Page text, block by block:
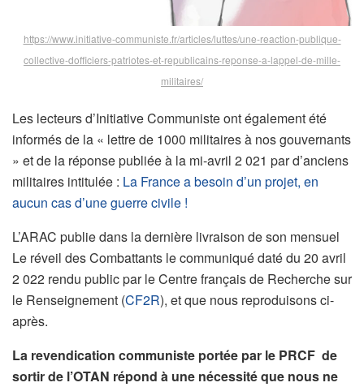
https://www.initiative-communiste.fr/articles/luttes/une-reaction-publique-
collective-dofficiers-patriotes-et-republicains-reponse-a-lappel-de-mille-
militaires/
Les lecteurs d’Initiative Communiste ont également été
informés de la « lettre de 1000 militaires à nos gouvernants
» et de la réponse publiée à la mi-avril 2 021 par d’anciens
militaires intitulée : La France a besoin d’un projet, en
aucun cas d’une guerre civile !
L’ARAC publie dans la dernière livraison de son mensuel
Le réveil des Combattants le communiqué daté du 20 avril
2 022 rendu public par le Centre français de Recherche sur
le Renseignement (CF2R), et que nous reproduisons ci-
après.
La revendication communiste portée par le PRCF de
sortir de l’OTAN répond à une nécessité que nous ne